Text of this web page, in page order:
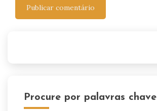
Procure por palavras chave